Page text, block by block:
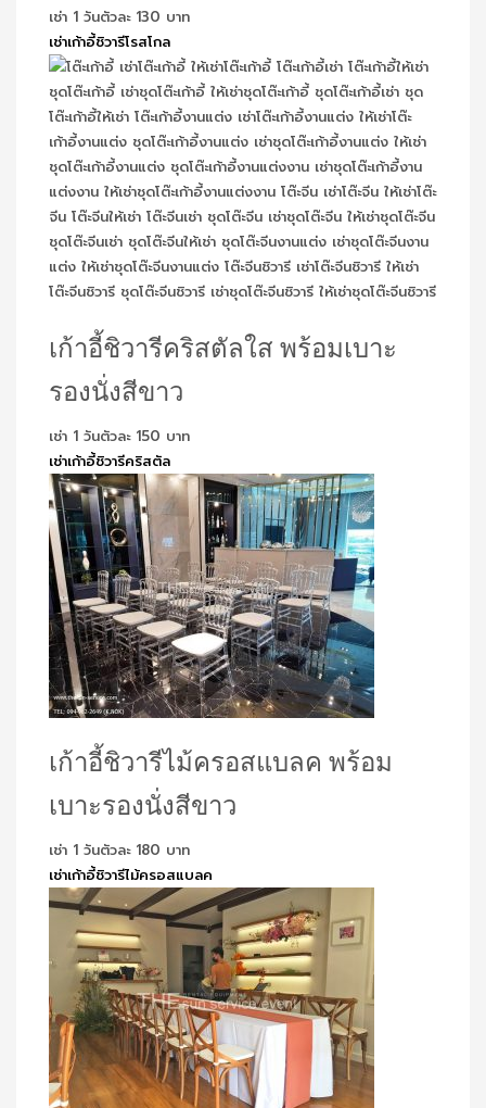
เช่า 1 วันตัวละ 130 บาท
เช่าเก้าอี้ชิวารีโรสโกล
เก้าอี้ชิวารีคริสตัลใส พร้อมเบาะ
รองนั่งสีขาว
เช่า 1 วันตัวละ 150 บาท
เช่าเก้าอี้ชิวารีคริสตัล
เก้าอี้ชิวารีไม้ครอสแบลค พร้อม
เบาะรองนั่งสีขาว
เช่า 1 วันตัวละ 180 บาท
เช่าเก้าอี้ชิวารีไม้ครอสแบลค